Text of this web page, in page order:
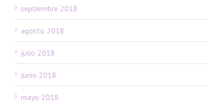
septiembre 2018
agosto 2018
julio 2018
junio 2018
mayo 2018